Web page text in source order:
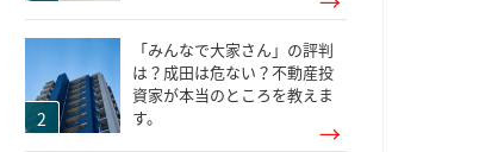
「みんなで大家さん」の評判
は？成田は危ない？不動産投
資家が本当のところを教えま
す。